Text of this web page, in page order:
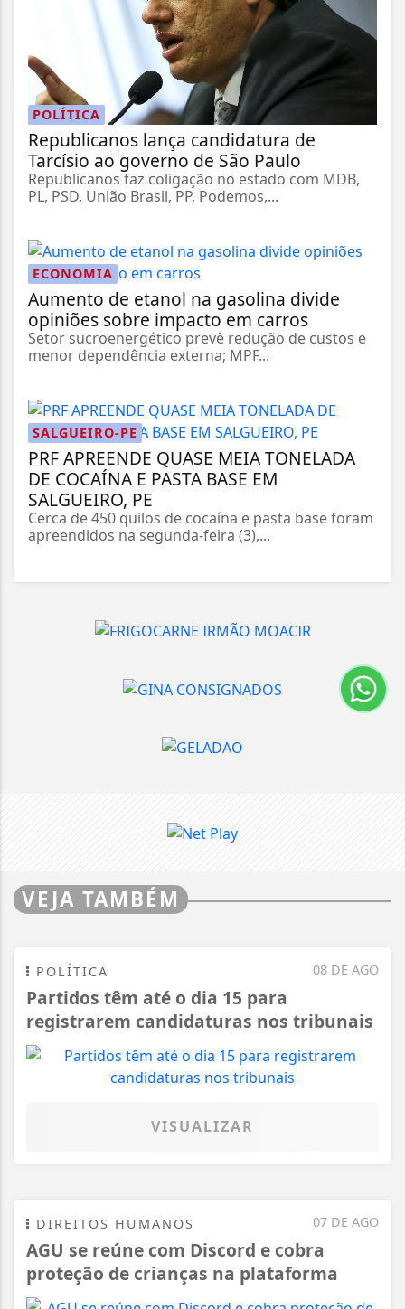
POLÍTICA
Republicanos lança candidatura de
Tarcísio ao governo de São Paulo
Republicanos faz coligação no estado com MDB,
PL, PSD, União Brasil, PP, Podemos,...
ECONOMIA
Aumento de etanol na gasolina divide
opiniões sobre impacto em carros
Setor sucroenergético prevê redução de custos e
menor dependência externa; MPF...
SALGUEIRO-PE
PRF APREENDE QUASE MEIA TONELADA
DE COCAÍNA E PASTA BASE EM
SALGUEIRO, PE
Cerca de 450 quilos de cocaína e pasta base foram
apreendidos na segunda-feira (3),...
VEJA TAMBÉM
08 DE AGO
POLÍTICA
Partidos têm até o dia 15 para
registrarem candidaturas nos tribunais
VISUALIZAR
07 DE AGO
DIREITOS HUMANOS
AGU se reúne com Discord e cobra
proteção de crianças na plataforma